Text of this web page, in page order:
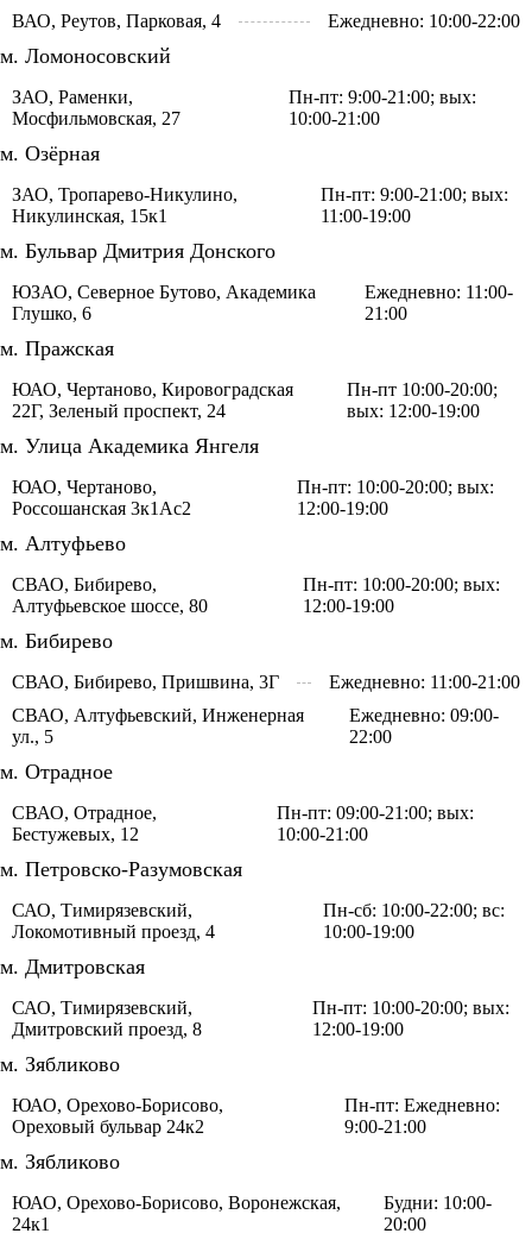
ВАО, Реутов, Парковая, 4 Ежедневно: 10:00-22:00
м. Ломоносовский
ЗАО, Раменки,
Мосфильмовская, 27
Пн-пт: 9:00-21:00; вых:
10:00-21:00
м. Озёрная
ЗАО, Тропарево-Никулино,
Никулинская, 15к1
Пн-пт: 9:00-21:00; вых:
11:00-19:00
м. Бульвар Дмитрия Донского
ЮЗАО, Северное Бутово, Академика
Глушко, 6
Ежедневно: 11:00-
21:00
м. Пражская
ЮАО, Чертаново, Кировоградская
22Г, Зеленый проспект, 24
Пн-пт 10:00-20:00;
вых: 12:00-19:00
м. Улица Академика Янгеля
ЮАО, Чертаново,
Россошанская 3к1Ас2
Пн-пт: 10:00-20:00; вых:
12:00-19:00
м. Алтуфьево
СВАО, Бибирево,
Алтуфьевское шоссе, 80
Пн-пт: 10:00-20:00; вых:
12:00-19:00
м. Бибирево
СВАО, Бибирево, Пришвина, 3Г
Ежедневно: 11:00-21:00
СВАО, Алтуфьевский, Инженерная
ул., 5
Ежедневно: 09:00-
22:00
м. Отрадное
СВАО, Отрадное,
Бестужевых, 12
Пн-пт: 09:00-21:00; вых:
10:00-21:00
м. Петровско-Разумовская
САО, Тимирязевский,
Локомотивный проезд, 4
Пн-сб: 10:00-22:00; вс:
10:00-19:00
м. Дмитровская
САО, Тимирязевский,
Дмитровский проезд, 8
Пн-пт: 10:00-20:00; вых:
12:00-19:00
м. Зябликово
ЮАО, Орехово-Борисово,
Ореховый бульвар 24к2
Пн-пт: Ежедневно:
9:00-21:00
м. Зябликово
ЮАО, Орехово-Борисово, Воронежская,
24к1
Будни: 10:00-
20:00